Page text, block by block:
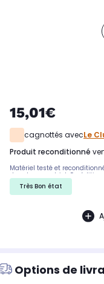
15,01€
cagnottés avecLe
produit reconditionné
Matériel testé et
des charges strict.
besoin.Très Bon état
Options de